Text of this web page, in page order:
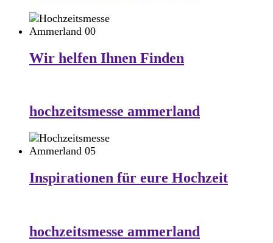
Wir helfen Ihnen Finden
hochzeitsmesse ammerland
Inspirationen für eure Hochzeit
hochzeitsmesse ammerland